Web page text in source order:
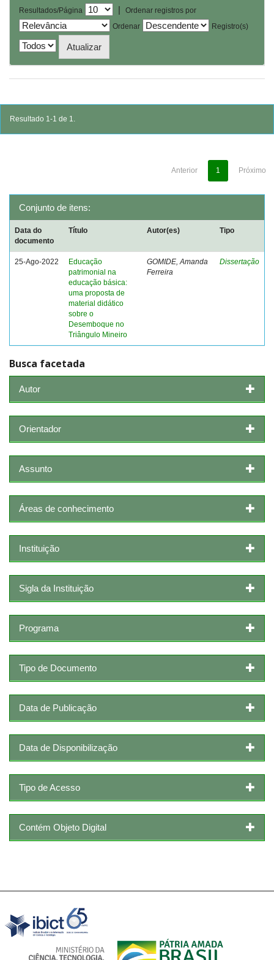
Resultados/Página |
Ordenar registros por
Ordenar
Registro(s)
Resultado 1-1 de 1.
Anterior 1 Próximo
Conjunto de itens:
Data do
documento
Título Autor(es) Tipo
25-Ago-2022
Educação
patrimonial na
educação básica:
uma proposta de
material didático
sobre o
Desemboque no
Triângulo Mineiro
GOMIDE, Amanda
Ferreira
Dissertação
Busca facetada
Autor
Orientador
Assunto
Áreas de conhecimento
Instituição
Sigla da Instituição
Programa
Tipo de Documento
Data de Publicação
Data de Disponibilização
Tipo de Acesso
Contém Objeto Digital